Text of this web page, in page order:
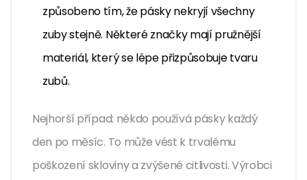
způsobeno tím, že pásky nekryjí všechny
zuby stejně. Některé značky mají pružnější
materiál, který se lépe přizpůsobuje tvaru
zubů.
Nejhorší případ: někdo používá pásky každý
den po měsíc. To může vést k trvalému
poškození skloviny a zvýšené citlivosti. Výrobci